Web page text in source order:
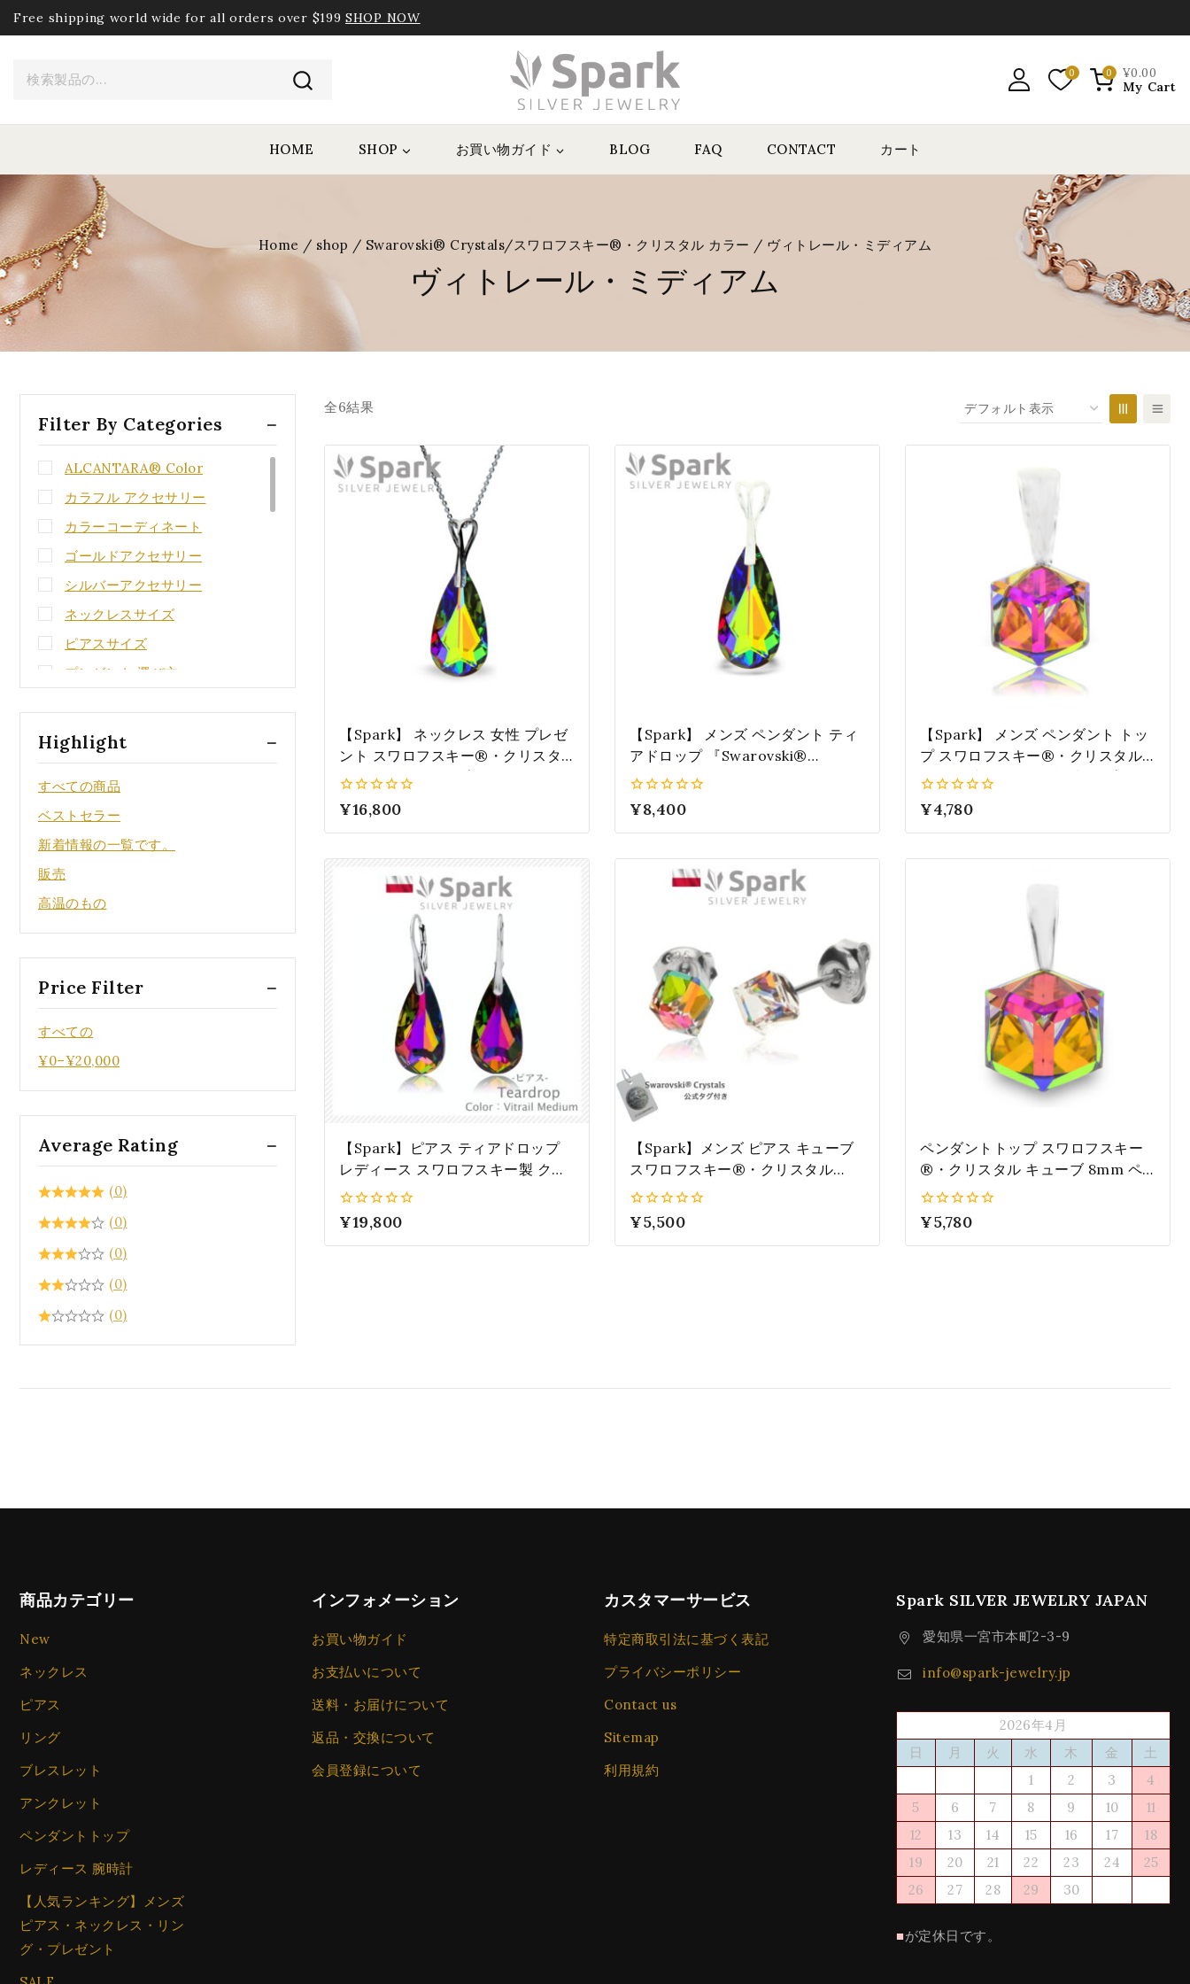
Free shipping world wide for all orders over $199SHOP NOW
0 0 ¥0.00
My Cart
HOME SHOP お買い物ガイド BLOG FAQ CONTACT カート
Home / shop / Swarovski® Crystals/スワロフスキー®・クリスタル カラー / ヴィトレール・ミディアム
ヴィトレール・ミディアム
全6結果
【Spark】 ネックレス 女性 プレゼ
ント スワロフスキー®・クリスタ
ル『ティアドロップ 』ヴィトレー
N610024VM
0
¥16,800
【Spark】 メンズ ペンダント ティ
アドロップ 『Swarovski®
Clystals』 ヴィトレール・ミディア
0
¥8,400
【Spark】 メンズ ペンダント トッ
プ スワロフスキー®・クリスタル
キューブ 6mm ペア 誕生日 プレゼ
WJ48416VM
0
¥4,780
【Spark】ピアス ティアドロップ
レディース スワロフスキー製 クリ
スタル レディース プレゼント 誕生
ィアム KW610024VM
0
¥19,800
【Spark】メンズ ピアス キューブ
スワロフスキー®・クリスタル
Swarovski® Crystals 4mm 小さ
ル・ミディアム K48414VM
0
¥5,500
ペンダントトップ スワロフスキー
®・クリスタル キューブ 8mm ペ
ア 色変化 ヴィトレール・ミディア
0
¥5,780
Filter By Categories
ALCANTARA® Color
カラフル アクセサリー
カラーコーディネート
ゴールドアクセサリー
シルバーアクセサリー
ネックレスサイズ
ピアスサイズ
プレゼント 選び方
レディースアクセサリー
天然石
誕生石 アクセサリー
New
SALE
ゴールドシリーズ
メンズ売れ筋人気ランキング（前
月）
レディース売れ筋人気ランキング
（先月）
ネックレス
ピアス
ブレスレット
ペンダントトップ
Swarovski® Crystals/スワロフ
Highlight
すべての商品
ベストセラー
新着情報の一覧です。
販売
高温のもの
Price Filter
すべての
¥0–¥20,000
Average Rating
(0)
(0)
(0)
(0)
(0)
商品カテゴリー
New
ネックレス
ピアス
リング
ブレスレット
アンクレット
ペンダントトップ
レディース 腕時計
【人気ランキング】メンズ
ピアス・ネックレス・リン
グ・プレゼント
インフォメーション
お買い物ガイド
お支払いについて
送料・お届けについて
返品・交換について
会員登録について
カスタマーサービス
特定商取引法に基づく表記
プライバシーポリシー
Contact us
Sitemap
利用規約
Spark SILVER JEWELRY JAPAN
愛知県一宮市本町2-3-9
info@spark-jewelry.jp
2026年4月
日
月 火 水 木 金
土
1
2 3
4
5
6 7 8 9 10
11
12
13 14 15 16 17
18
19
20 21 22 23 24
25
26
27 28 29 30
■が定休日です。